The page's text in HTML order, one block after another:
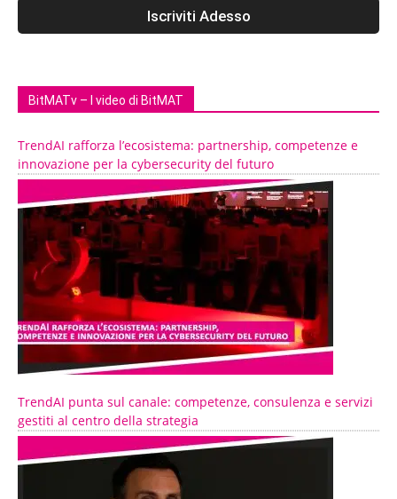
BitMATv – I video di BitMAT
TrendAI rafforza l’ecosistema: partnership, competenze e
innovazione per la cybersecurity del futuro
TrendAI punta sul canale: competenze, consulenza e servizi
gestiti al centro della strategia